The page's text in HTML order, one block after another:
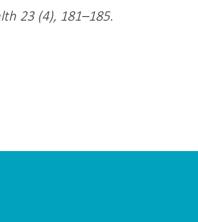
23 (4), 181–185.